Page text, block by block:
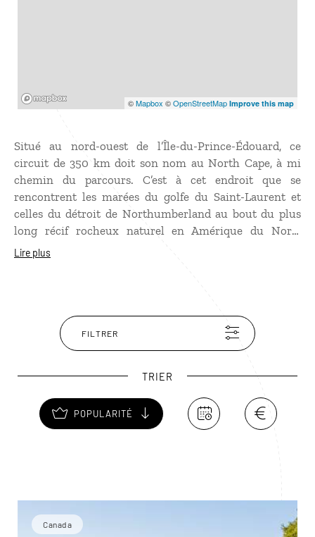
©Mapbox ©OpenStreetMap Improve this map
Situé au nord-ouest de l’Île-du-Prince-Édouard, ce
circuit de 350 km doit son nom au North Cape, à mi
chemin du parcours. C’est à cet endroit que se
rencontrent les marées du golfe du Saint-Laurent et
celles du détroit de Northumberland au bout du plus
long récif rocheux naturel en Amérique du Nord.
Entièrement tourné vers la mer, ce circuit côtier longe
papilles, les huîtres, spécialités locales, sont au menu de
nombreux restaurants.
Lire plus
FILTRER
TRIER
POPULARITÉ
Canada